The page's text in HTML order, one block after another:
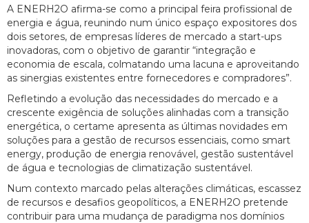
A ENERH2O afirma-se como a principal feira profissional de
energia e água, reunindo num único espaço expositores dos
dois setores, de empresas líderes de mercado a start-ups
inovadoras, com o objetivo de garantir “integração e
economia de escala, colmatando uma lacuna e aproveitando
as sinergias existentes entre fornecedores e compradores”.
Refletindo a evolução das necessidades do mercado e a
crescente exigência de soluções alinhadas com a transição
energética, o certame apresenta as últimas novidades em
soluções para a gestão de recursos essenciais, como smart
energy, produção de energia renovável, gestão sustentável
de água e tecnologias de climatização sustentável.
Num contexto marcado pelas alterações climáticas, escassez
de recursos e desafios geopolíticos, a ENERH2O pretende
contribuir para uma mudança de paradigma nos domínios